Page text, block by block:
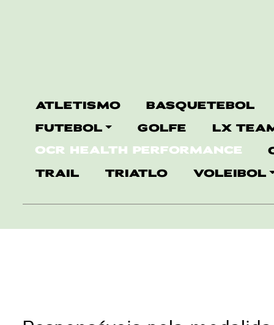
ATLETISMO BASQUETEBOL
FUTEBOL GOLFE LX
OCR HEALTH PERFORMANCE
TRAIL TRIATLO VOLEIBOL